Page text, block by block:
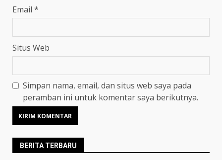
Email *
Situs Web
Simpan nama, email, dan situs web saya pada
peramban ini untuk komentar saya berikutnya.
BERITA TERBARU